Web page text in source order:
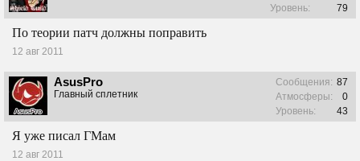
Уровень:
79
По теории патч должны поправить
12 авг 2011
AsusPro
Главный сплетник
Сообщения: 87
Атмосферы:
0
Уровень:
43
Я уже писал ГМам
12 авг 2011